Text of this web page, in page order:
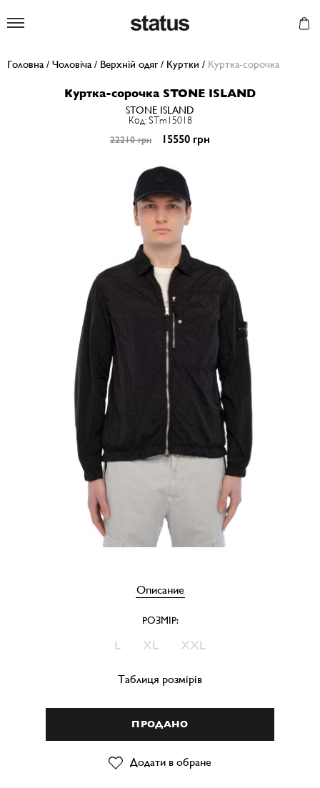
Головна / Чоловіча / Верхній одяг/ Куртки / Куртка-сорочка
Куртка-сорочка STONE ISLAND
STONE ISLAND
Код: STm15018
22210 грн 15550 грн
Описание
РОЗМІР:
L XL XXL
Таблиця розмірів
ПРОДАНО
Додати в обране